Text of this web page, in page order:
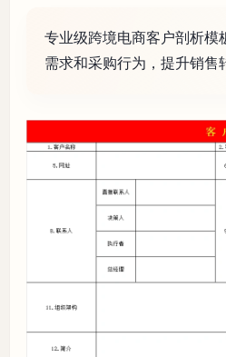
专业级跨境电商客户剖析模
需求和采购行为，提升销售